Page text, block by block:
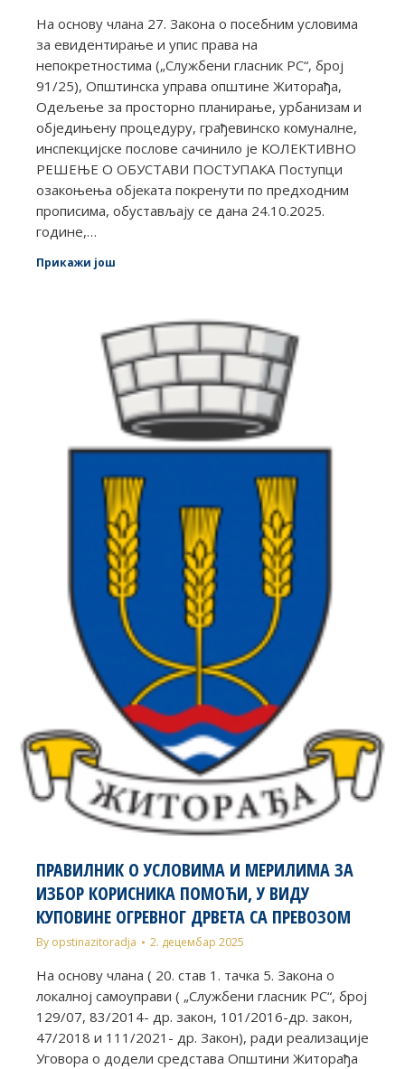
На основу члана 27. Закона о посебним условима
за евидентирање и упис права на
непокретностима („Службени гласник РС“, број
91/25), Општинска управа општине Житорађа,
Одељење за просторно планирање, урбанизам и
обједињену процедуру, грађевинско комуналне,
инспекцијске послове сачинило је КОЛЕКТИВНО
РЕШЕЊЕ О ОБУСТАВИ ПОСТУПАКА Поступци
озакоњења објеката покренути по предходним
прописима, обустављају се дана 24.10.2025.
године,…
Прикажи још
ПРАВИЛНИК О УСЛОВИМА И МЕРИЛИМА ЗА
ИЗБОР КОРИСНИКА ПОМОЋИ, У ВИДУ
КУПОВИНЕ ОГРЕВНОГ ДРВЕТА СА ПРЕВОЗОМ
By opstinazitoradja 2. децембар 2025
На основу чланa ( 20. став 1. тачка 5. Закона о
локалној самоуправи ( „Службени гласник РС“, број
129/07, 83/2014- др. закон, 101/2016-др. закон,
47/2018 и 111/2021- др. Закон), ради реализације
Уговора о додели средстава Општини Житорађа